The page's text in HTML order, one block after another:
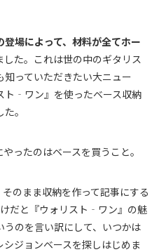
登場によって、材料が全てホー
した。これは世の中のギタリス
知っていただきたい大ニュー
ト‐ワン』を使ったベース収納
。
ったのはベースを買うこと。
のまま収納を作って記事にする
だと『ウォリスト‐ワン』の魅
のを言い訳にして、いつかは
ジョンベースを探しはじめま